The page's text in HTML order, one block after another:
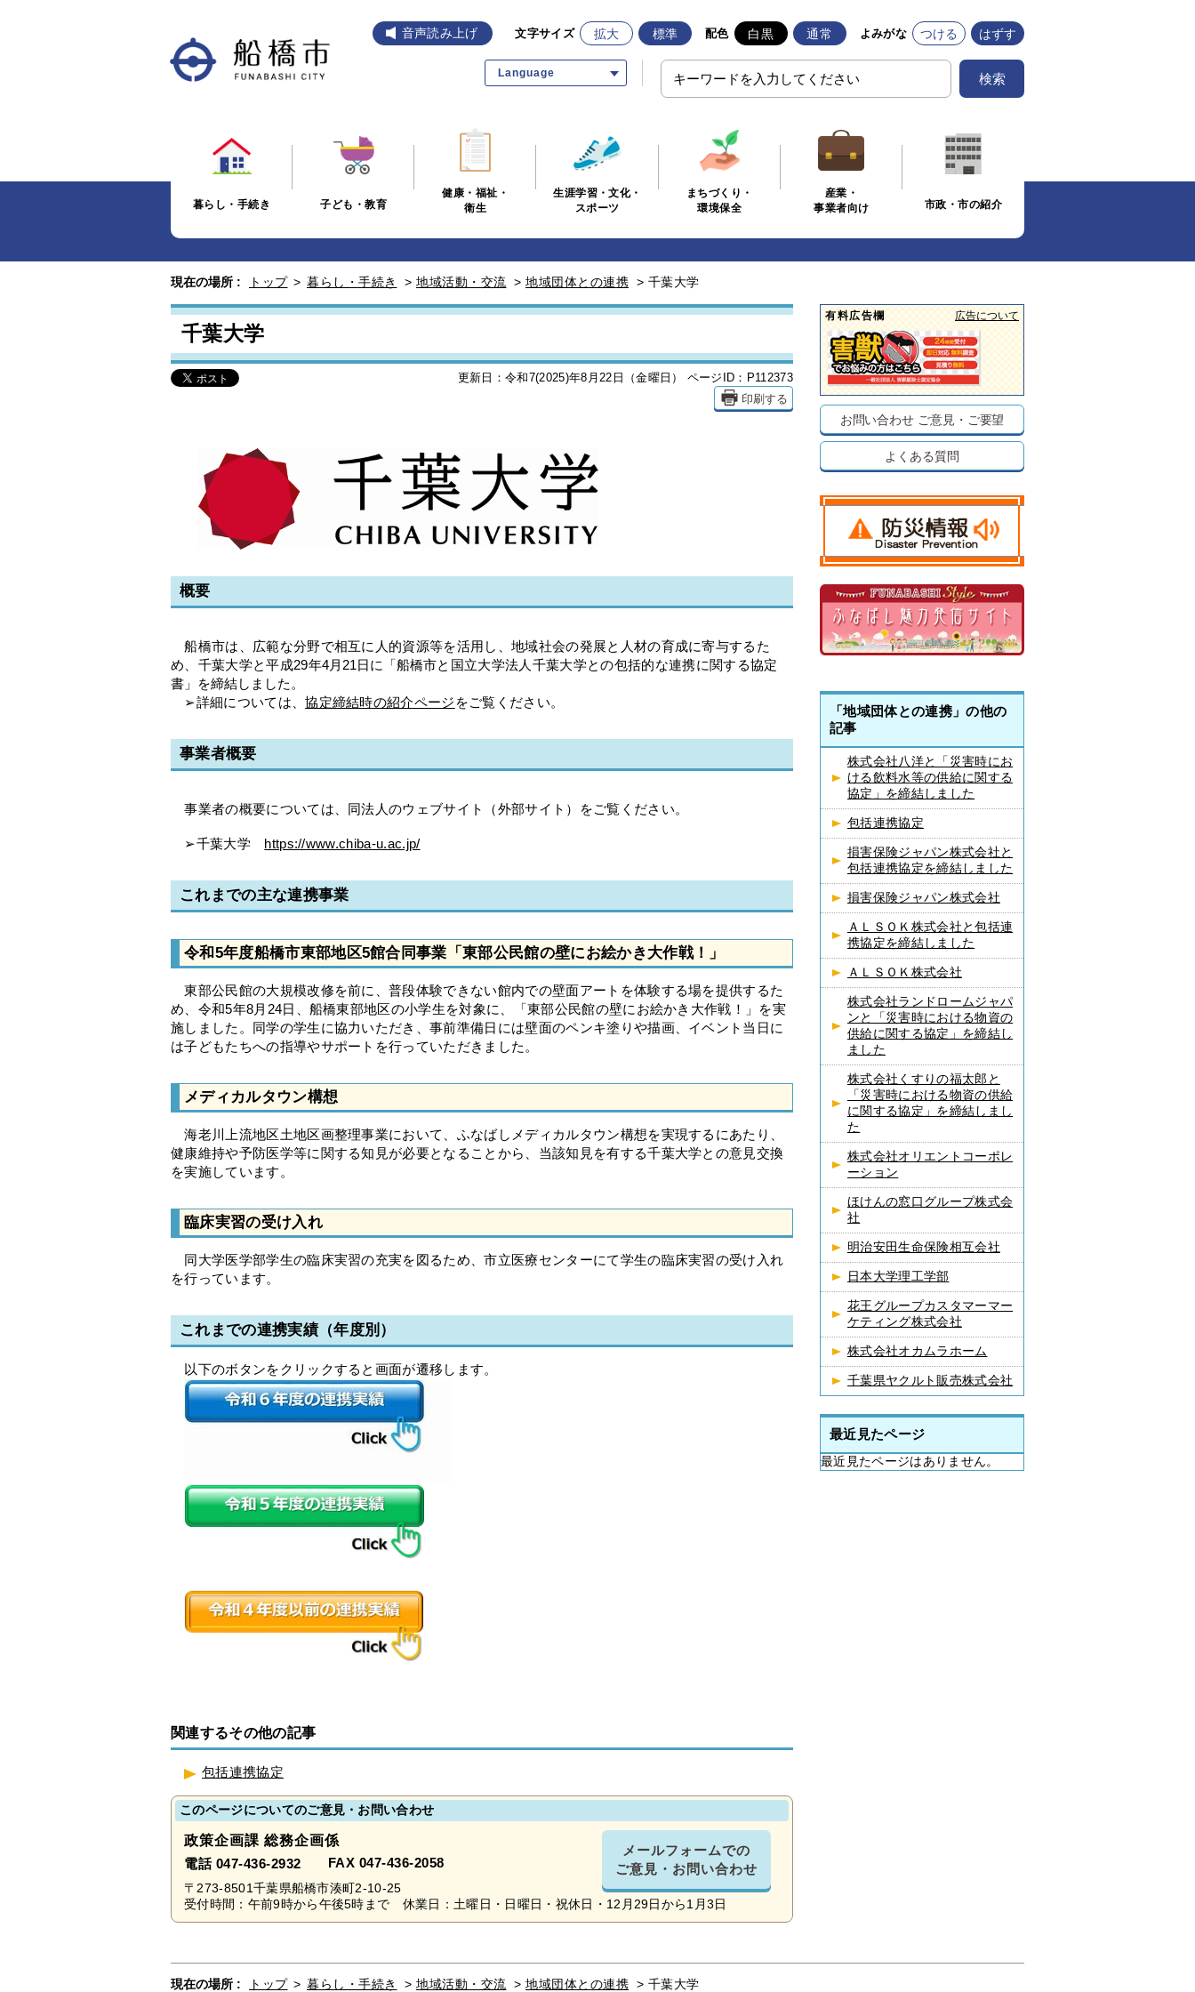
音声読み上げ 文字サイズ 拡大 標準 配色 白黒 通常 よみがな つける はずす
Language 検索
暮らし・手続き 子ども・教育
健康・福祉・
衛生
生涯学習・文化・
スポーツ
まちづくり・
環境保全
産業・
事業者向け
市政・市の紹介
現在の場所 : トップ > 暮らし・手続き > 地域活動・交流 > 地域団体との連携 > 千葉大学
千葉大学
更新日：令和7(2025)年8月22日（金曜日） ページID：P112373
印刷する
概要
船橋市は、広範な分野で相互に人的資源等を活用し、地域社会の発展と人材の育成に寄与するた
め、千葉大学と平成29年4月21日に「 船橋市と国立大学法人千葉大学との包括的な連携に関する協定
書 」を締結しました。
➢詳細については、協定締結時の紹介ページ をご覧ください。
事業者概要
事業者の概要については、同法人のウェブサイト（外部サイト）をご覧ください。
➢千葉大学 https://www.chiba-u.ac.jp/
これまでの主な連携事業
令和5年度船橋市東部地区5館合同事業「東部公民館の壁にお絵かき大作戦！」
東部公民館の大規模改修を前に、普段体験できない館内での壁面アートを体験する場を提供するた
め、令和5年8月24日、船橋東部地区の小学生を対象に、「東部公民館の壁にお絵かき大作戦！」を実
施しました。同学の学生に協力いただき、事前準備日には壁面のペンキ塗りや描画、イベント当日に
は子どもたちへの指導やサポートを行っていただきました。
メディカルタウン構想
海老川上流地区土地区画整理事業において、ふなばしメディカルタウン構想を実現するにあたり、
健康維持や予防医学等に関する知見が必要となることから、当該知見を有する千葉大学との意見交換
を実施しています。
臨床実習の受け入れ
同大学医学部学生の臨床実習の充実を図るため、市立医療センターにて学生の臨床実習の受け入れ
を行っています。
これまでの連携実績（年度別）
以下のボタンをクリックすると画面が遷移します。
関連するその他の記事
包括連携協定
このページについてのご意見・お問い合わせ
政策企画課 総務企画係
電話 047-436-2932 FAX 047-436-2058
メールフォームでの
ご意見・お問い合わせ
〒273-8501千葉県船橋市湊町2-10-25
受付時間：午前9時から午後5時まで 休業日：土曜日・日曜日・祝休日・12月29日から1月3日
有料広告欄 広告について
お問い合わせ ご意見・ご要望
よくある質問
「地域団体との連携」の他の
記事
株式会社八洋と「災害時にお
ける飲料水等の供給に関する
協定」を締結しました
包括連携協定
損害保険ジャパン株式会社と
包括連携協定を締結しました
損害保険ジャパン株式会社
ＡＬＳＯＫ株式会社と包括連
携協定を締結しました
ＡＬＳＯＫ株式会社
株式会社ランドロームジャパ
ンと「災害時における物資の
供給に関する協定」を締結し
ました
株式会社くすりの福太郎と
「災害時における物資の供給
に関する協定」を締結しまし
た
株式会社オリエントコーポレ
ーション
ほけんの窓口グループ株式会
社
明治安田生命保険相互会社
日本大学理工学部
花王グループカスタマーマー
ケティング株式会社
株式会社オカムラホーム
千葉県ヤクルト販売株式会社
最近見たページ
最近見たページはありません。
現在の場所 : トップ > 暮らし・手続き > 地域活動・交流 > 地域団体との連携 > 千葉大学